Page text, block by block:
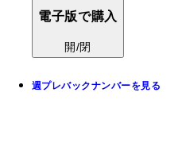
電子版で購入
開/閉
週プレバックナンバーを見る